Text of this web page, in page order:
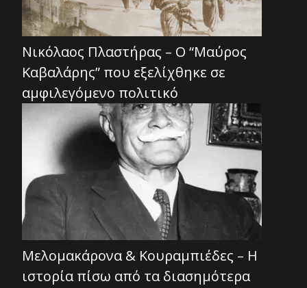
Νικόλαος Πλαστήρας – Ο “Μαύρος
Καβαλάρης” που εξελίχθηκε σε
αμφιλεγόμενο πολιτικό
Μελομακάρονα & Κουραμπιέδες – Η
ιστορία πίσω από τα διασημότερα